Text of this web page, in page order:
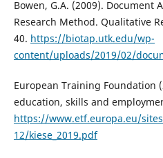
Bowen, G.A. (2009). Document
Research Method. Qualitative
40. https://biotap.utk.edu/wp-
content/uploads/2019/02/
European Training Foundation
education, skills and
https://www.etf.europa.eu/
12/kiese_2019.pdf